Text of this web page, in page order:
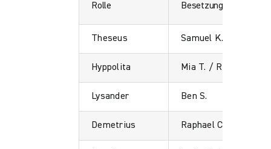
Rolle Besetzung
Theseus Samuel K. / Gabriel
Hyppolita Mia T. / Ronja N.
Lysander Ben S.
Demetrius Raphael C.